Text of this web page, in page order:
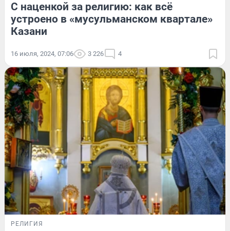
С наценкой за религию: как всё
устроено в «мусульманском квартале»
Казани
16 июля, 2024, 07:06 3 226 4
РЕЛИГИЯ